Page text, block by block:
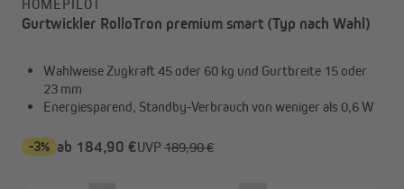
HOMEPILOT
Gurtwickler RolloTron premium smart (Typ nach Wahl)
Wahlweise Zugkraft 45 oder 60 kg und Gurtbreite 15 oder
23 mm
Energiesparend, Standby-Verbrauch von weniger als 0,6 W
-3% ab 184,90 €UVP 189,90 €